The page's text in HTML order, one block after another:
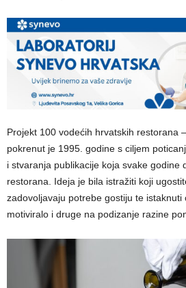
Projekt 100 vodećih hrvatskih restorana
pokrenut je 1995. godine s ciljem
i stvaranja publikacije koja svake godine
restorana. Ideja je bila istražiti koji
zadovoljavaju potrebe gostiju te istaknuti
motiviralo i druge na podizanje razine